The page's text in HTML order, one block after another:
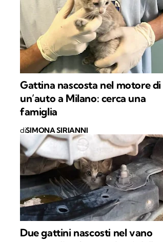
Gattina nascosta nel motore di
un’auto a Milano: cerca una
famiglia
diSIMONA SIRIANNI
Due gattini nascosti nel vano